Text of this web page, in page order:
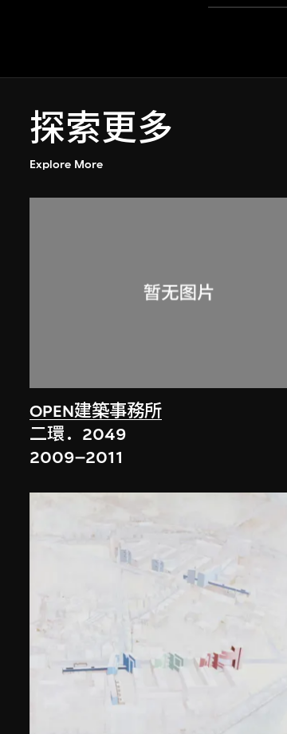
探索更多
Explore More
OPEN建築事務所
二環．2049
2009–2011